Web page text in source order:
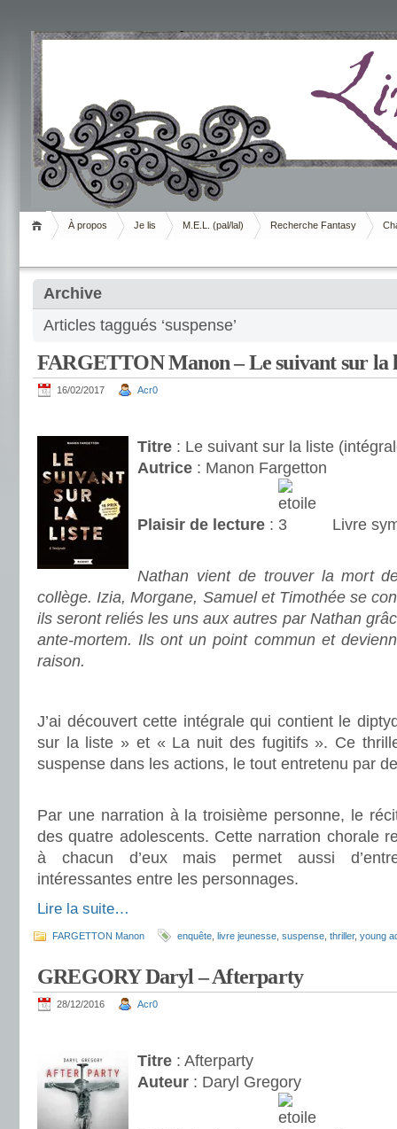
Livrement
À propos Je lis M.E.L. (pal/lal) Recherche Fantasy
Archive
Articles taggués ‘suspense’
FARGETTON Manon – Le suivant sur la
16/02/2017 Acr0
Titre : Le suivant sur la liste
Autrice : Manon Fargetton
Plaisir de lecture :
Livre
Nathan vient de trouver la mort
collège. Izia, Morgane, Samuel et Timothée se
ils seront reliés les uns aux autres par Nathan
ante-mortem. Ils ont un point commun et
raison.
J’ai découvert cette intégrale qui contient le
sur la liste » et « La nuit des fugitifs ». Ce
suspense dans les actions, le tout entretenu par
Par une narration à la troisième personne, le
des quatre adolescents. Cette narration chorale
à chacun d’eux mais permet aussi
intéressantes entre les personnages.
Lire la suite…
FARGETTON Manon enquête livre jeunesse suspense thriller, young
GREGORY Daryl – Afterparty
28/12/2016 Acr0
Titre : Afterparty
Auteur : Daryl Gregory